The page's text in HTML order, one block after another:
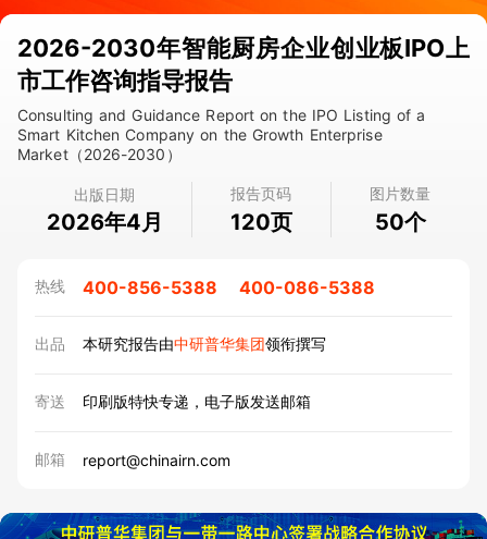
2026-2030年智能厨房企业创业板IPO上
市工作咨询指导报告
Consulting and Guidance Report on the IPO Listing of a
Smart Kitchen Company on the Growth Enterprise
Market（2026-2030）
出版日期
2026年4月
报告页码
120页
图片数量
50个
热线 400-856-5388 400-086-5388
出品 本研究报告由中研普华集团领衔撰写
寄送 印刷版特快专递，电子版发送邮箱
邮箱 report@chinairn.com